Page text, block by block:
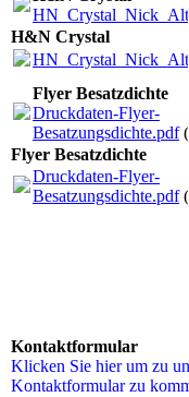
H&N Crystal
Flyer Besatzdichte
Druckdaten-Flyer-
Besatzungsdichte.pdf
Flyer Besatzdichte
Druckdaten-Flyer-
Besatzungsdichte.pdf
Kontaktformular
Klicken Sie hier um zu
Kon­takt­for­mu­lar zu